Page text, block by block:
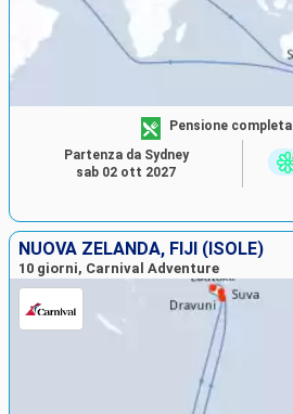
Pensione completa
Partenza da Sydney
sab 02 ott 2027
NUOVA ZELANDA, FIJI (ISOLE)
10 giorni, Carnival Adventure